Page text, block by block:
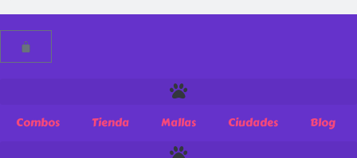
Combos Tienda Mallas Ciudades Blog